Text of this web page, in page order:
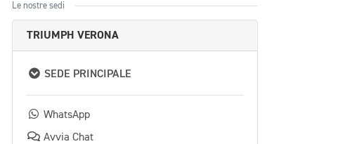
Le nostre sedi
TRIUMPH VERONA
SEDE PRINCIPALE
WhatsApp
Avvia Chat